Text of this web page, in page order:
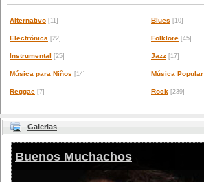
Alternativo [11] Blues [10]
Electrónica [22] Folklore [45]
Instrumental [25] Jazz [17]
Música para Niños [14] Música Popular
Reggae [7] Rock [239]
Galerias
Buenos Muchachos